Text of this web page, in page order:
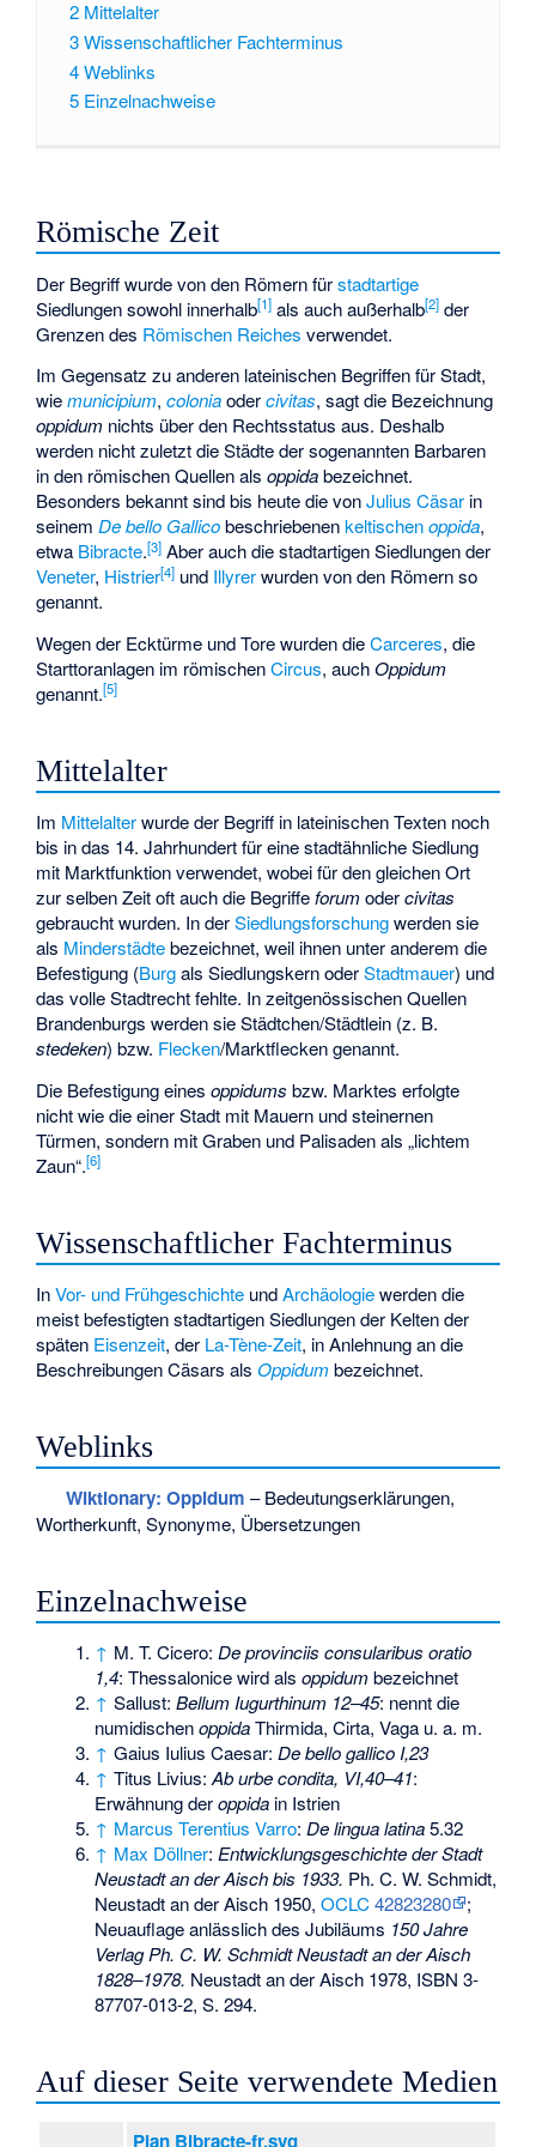
2 Mittelalter
3Wissenschaftlicher Fachterminus
4Weblinks
5 Einzelnachweise
Römische Zeit
Der Begriff wurde von den Römern fürstadtartige
Siedlungen sowohl innerhalb[1] als auch außerhalb[2] der
Grenzen des Römischen Reiches verwendet.
Im Gegensatz zu anderen lateinischen Begriffen für Stadt,
wiemunicipium,coloniaodercivitas, sagt die Bezeichnung
oppidum nichts über den Rechtsstatus aus. Deshalb
werden nicht zuletzt die Städte der sogenannten Barbaren
in den römischen Quellen alsoppidabezeichnet.
Besonders bekannt sind bis heute die vonJulius Cäsar in
seinemDe bello Gallicobeschriebenenkeltischenoppida,
etwa Bibracte.[3] Aber auch die stadtartigen Siedlungen der
Veneter, Histrier[4] und Illyrerwurden von den Römern so
genannt.
Wegen der Ecktürme und Tore wurden dieCarceres, die
Starttoranlagen im römischenCircus, auchOppidum
genannt.[5]
Mittelalter
Im Mittelalterwurde der Begriff in lateinischen Texten noch
bis in das 14. Jahrhundert für eine stadtähnliche Siedlung
mit Marktfunktion verwendet, wobei für den gleichen Ort
zur selben Zeit oft auch die Begriffeforum odercivitas
gebraucht wurden. In derSiedlungsforschungwerden sie
als Minderstädtebezeichnet, weil ihnen unter anderem die
Befestigung (Burgals Siedlungskern oderStadtmauer) und
das volle Stadtrecht fehlte. In zeitgenössischen Quellen
Brandenburgs werden sie Städtchen/Städtlein (z. B.
stedeken) bzw. Flecken/Marktflecken genannt.
Die Befestigung einesoppidums bzw. Marktes erfolgte
nicht wie die einer Stadt mit Mauern und steinernen
Türmen, sondern mit Graben und Palisaden als „lichtem
Zaun“.[6]
Wissenschaftlicher Fachterminus
InVor- und Frühgeschichte undArchäologiewerden die
meist befestigten stadtartigen Siedlungen der Kelten der
späten Eisenzeit, der La-Tène-Zeit, in Anlehnung an die
Beschreibungen Cäsars alsOppidum bezeichnet.
Weblinks
Wiktionary: Oppidum – Bedeutungserklärungen,
Wortherkunft, Synonyme, Übersetzungen
Einzelnachweise
↑ M. T. Cicero:De provinciis consularibus oratio
1,4: Thessalonice wird alsoppidum bezeichnet
↑ Sallust:Bellum Iugurthinum 12–45: nennt die
numidischenoppidaThirmida, Cirta, Vaga u. a. m.
↑ Gaius Iulius Caesar:De bello gallico I,23
↑ Titus Livius:Ab urbe condita, VI,40–41:
Erwähnung deroppida in Istrien
↑ Marcus Terentius Varro:De lingua latina5.32
↑ Max Döllner: Entwicklungsgeschichte der Stadt
Neustadt an der Aisch bis 1933. Ph. C. W. Schmidt,
Neustadt an der Aisch 1950,OCLC42823280
;
Neuauflage anlässlich des Jubiläums 150 Jahre
Verlag Ph. C. W. Schmidt Neustadt an der Aisch
1828–1978. Neustadt an der Aisch 1978, ISBN 3-
87707-013-2, S. 294.
Auf dieser Seite verwendete Medien
Plan Bibracte-fr.svg